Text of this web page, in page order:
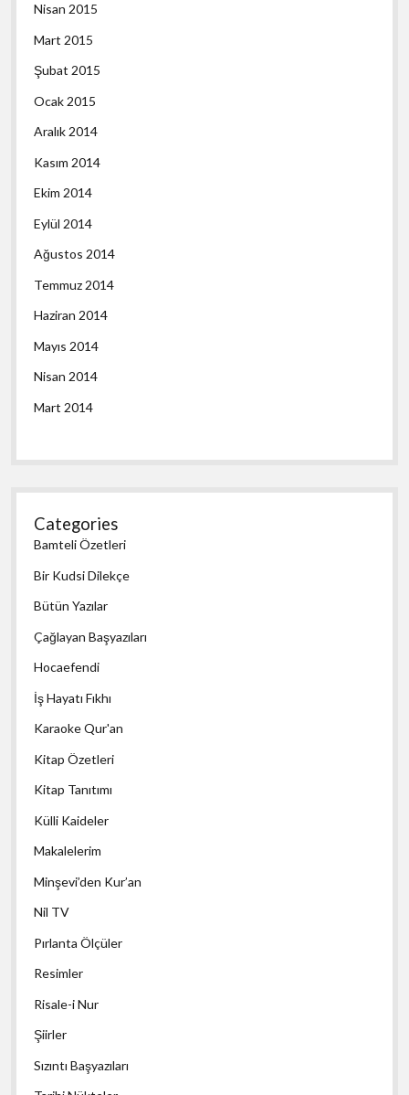
Nisan 2015
Mart 2015
Şubat 2015
Ocak 2015
Aralık 2014
Kasım 2014
Ekim 2014
Eylül 2014
Ağustos 2014
Temmuz 2014
Haziran 2014
Mayıs 2014
Nisan 2014
Mart 2014
Categories
Bamteli Özetleri
Bir Kudsi Dilekçe
Bütün Yazılar
Çağlayan Başyazıları
Hocaefendi
İş Hayatı Fıkhı
Karaoke Qur'an
Kitap Özetleri
Kitap Tanıtımı
Külli Kaideler
Makalelerim
Minşevi’den Kur’an
Nil TV
Pırlanta Ölçüler
Resimler
Risale-i Nur
Şiirler
Sızıntı Başyazıları